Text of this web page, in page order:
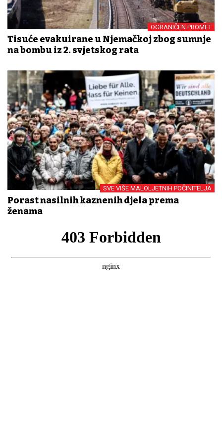
OGRANIČEN PROMET
Tisuće evakuirane u Njemačkoj zbog sumnje
na bombu iz 2. svjetskog rata
SVE VIŠE MALOLJETNIH POČINITELJA
Porast nasilnih kaznenih djela prema
ženama